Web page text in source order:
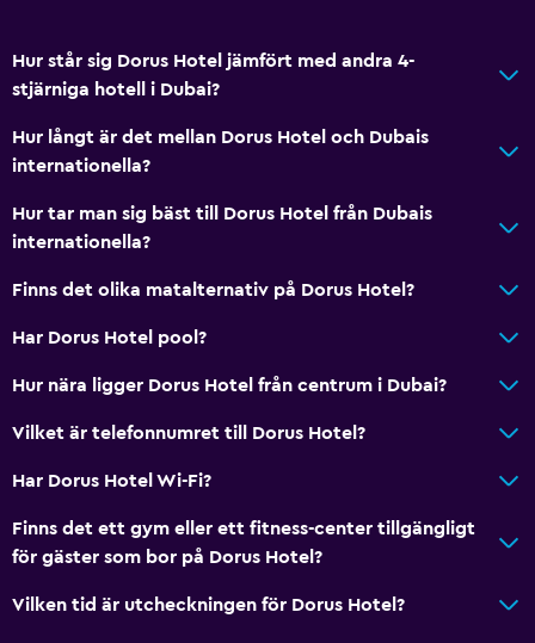
Hur står sig Dorus Hotel jämfört med andra 4-
stjärniga hotell i Dubai?
Hur långt är det mellan Dorus Hotel och Dubais
internationella?
Hur tar man sig bäst till Dorus Hotel från Dubais
internationella?
Finns det olika matalternativ på Dorus Hotel?
Har Dorus Hotel pool?
Hur nära ligger Dorus Hotel från centrum i Dubai?
Vilket är telefonnumret till Dorus Hotel?
Har Dorus Hotel Wi-Fi?
Finns det ett gym eller ett fitness-center tillgängligt
för gäster som bor på Dorus Hotel?
Vilken tid är utcheckningen för Dorus Hotel?